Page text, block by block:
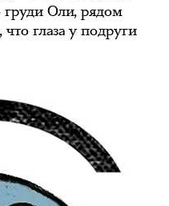
груди Оли, рядом
глаза у подруги